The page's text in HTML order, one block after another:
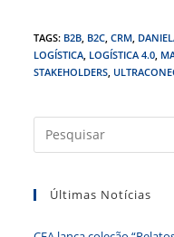
c
e
o
o
k
itt
er
k
e
n
TAGS: B2B B2C CRM
LOGÍSTICA LOGÍSTICA 4.0
STAKEHOLDERS
Últimas Notícias